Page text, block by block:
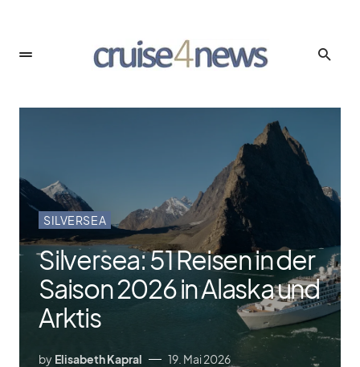
SILVERSEA
Silversea: 51 Reisen in der
Saison 2026 in Alaska und
Arktis
by Elisabeth Kapral 19. Mai 2026